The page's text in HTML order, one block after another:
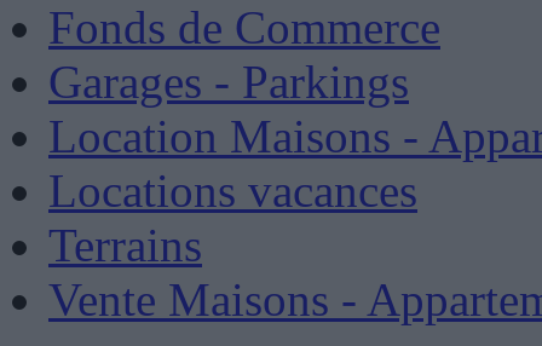
Fonds de Commerce
Garages - Parkings
Location Maisons -
Locations vacances
Terrains
Vente Maisons -